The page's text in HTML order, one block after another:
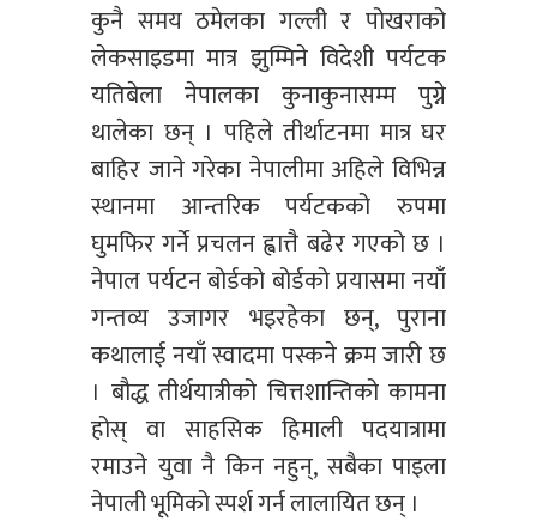
कुनै समय ठमेलका गल्ली र पोखराको
लेकसाइडमा मात्र झुम्मिने विदेशी पर्यटक
यतिबेला नेपालका कुनाकुनासम्म पुग्ने
थालेका छन् । पहिले तीर्थाटनमा मात्र घर
बाहिर जाने गरेका नेपालीमा अहिले विभिन्न
स्थानमा आन्तरिक पर्यटकको रुपमा
घुमफिर गर्ने प्रचलन ह्वात्तै बढेर गएको छ ।
नेपाल पर्यटन बोर्डको बोर्डको प्रयासमा नयाँ
गन्तव्य उजागर भइरहेका छन्, पुराना
कथालाई नयाँ स्वादमा पस्कने क्रम जारी छ
। बौद्ध तीर्थयात्रीको चित्तशान्तिको कामना
होस् वा साहसिक हिमाली पदयात्रामा
रमाउने युवा नै किन नहुन्, सबैका पाइला
नेपाली भूमिको स्पर्श गर्न लालायित छन् ।